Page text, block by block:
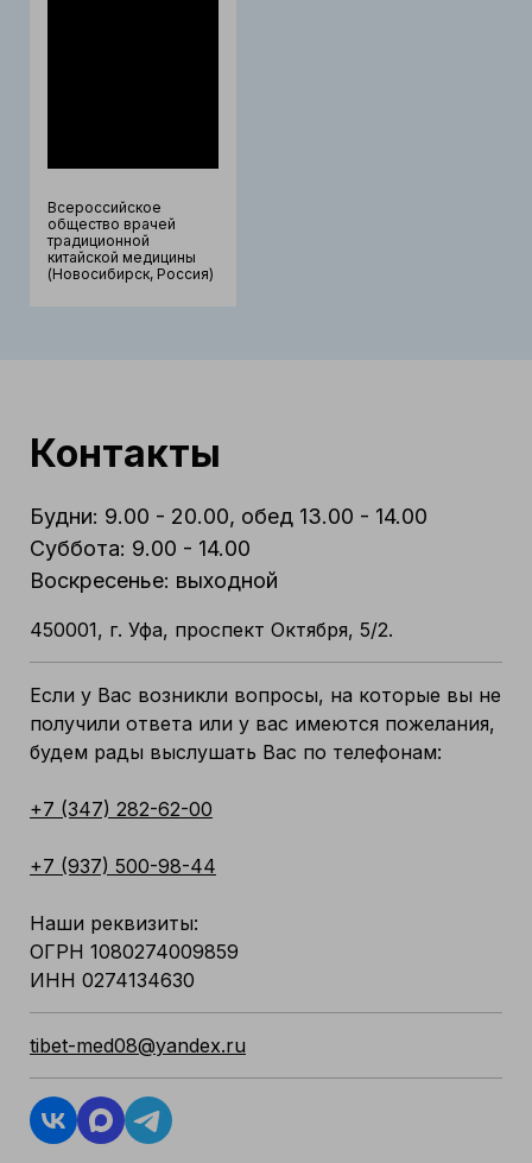
Всероссийское
общество врачей
традиционной
китайской медицины
(Новосибирск, Россия)
Контакты
Будни: 9.00 - 20.00, обед 13.00 - 14.00
Суббота: 9.00 - 14.00
Воскресенье: выходной
450001, г. Уфа, проспект Октября, 5/2.
Если у Вас возникли вопросы, на которые вы не
получили ответа или у вас имеются пожелания,
будем рады выслушать Вас по телефонам:
+7 (347) 282-62-00
+7 (937) 500-98-44
Наши реквизиты:
ОГРН 1080274009859
ИНН 0274134630
tibet-med08@yandex.ru